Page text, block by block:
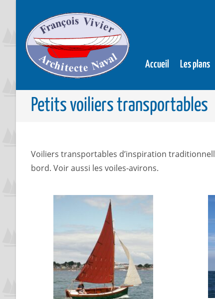
Accueil Les plans
Petits voiliers transportables
Voiliers transportables d’inspiration
bord. Voir aussi les voiles-avirons.